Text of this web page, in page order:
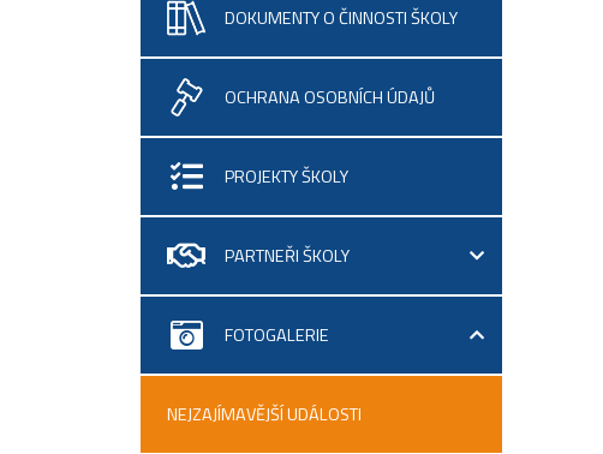
DOKUMENTY O ČINNOSTI ŠKOLY
OCHRANA OSOBNÍCH ÚDAJŮ
PROJEKTY ŠKOLY
PARTNEŘI ŠKOLY
FOTOGALERIE
NEJZAJÍMAVĚJŠÍ UDÁLOSTI